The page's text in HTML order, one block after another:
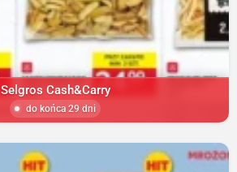
Selgros Cash&Carry
do końca 29 dni